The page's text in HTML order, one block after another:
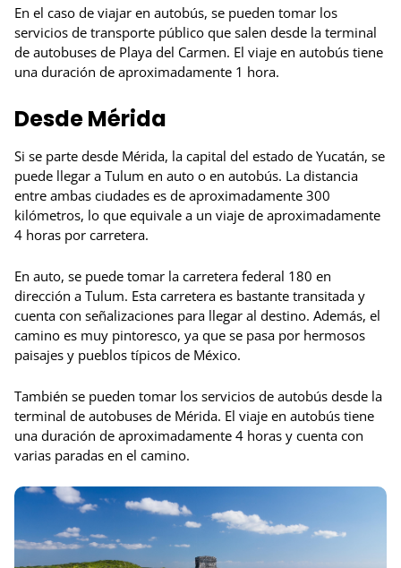
En el caso de viajar en autobús, se pueden tomar los
servicios de transporte público que salen desde la terminal
de autobuses de Playa del Carmen. El viaje en autobús tiene
una duración de aproximadamente 1 hora.
Desde Mérida
Si se parte desde Mérida, la capital del estado de Yucatán, se
puede llegar a Tulum en auto o en autobús. La distancia
entre ambas ciudades es de aproximadamente 300
kilómetros, lo que equivale a un viaje de aproximadamente
4 horas por carretera.
En auto, se puede tomar la carretera federal 180 en
dirección a Tulum. Esta carretera es bastante transitada y
cuenta con señalizaciones para llegar al destino. Además, el
camino es muy pintoresco, ya que se pasa por hermosos
paisajes y pueblos típicos de México.
También se pueden tomar los servicios de autobús desde la
terminal de autobuses de Mérida. El viaje en autobús tiene
una duración de aproximadamente 4 horas y cuenta con
varias paradas en el camino.